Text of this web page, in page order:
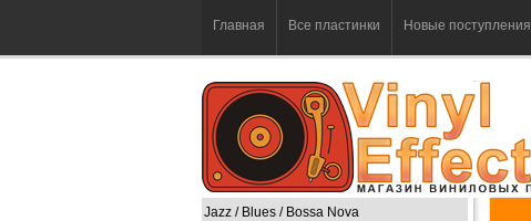
Главная Все пластинки Новые поступления
Jazz / Blues / Bossa Nova